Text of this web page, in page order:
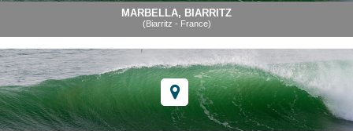
MARBELLA, BIARRITZ
(Biarritz - France)